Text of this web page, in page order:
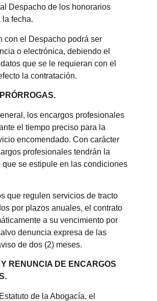
Despacho de los honorarios
la fecha.
con el Despacho podrá ser
o electrónica, debiendo el
que se le requieran con el
la contratación.
los encargos profesionales
el tiempo preciso para la
encomendado. Con carácter
profesionales tendrán la
se estipule en las condiciones
que regulen servicios de tracto
por plazos anuales, el contrato
a su vencimiento por
denuncia expresa de las
de dos (2) meses.
RENUNCIA DE ENCARGOS
de la Abogacía, el